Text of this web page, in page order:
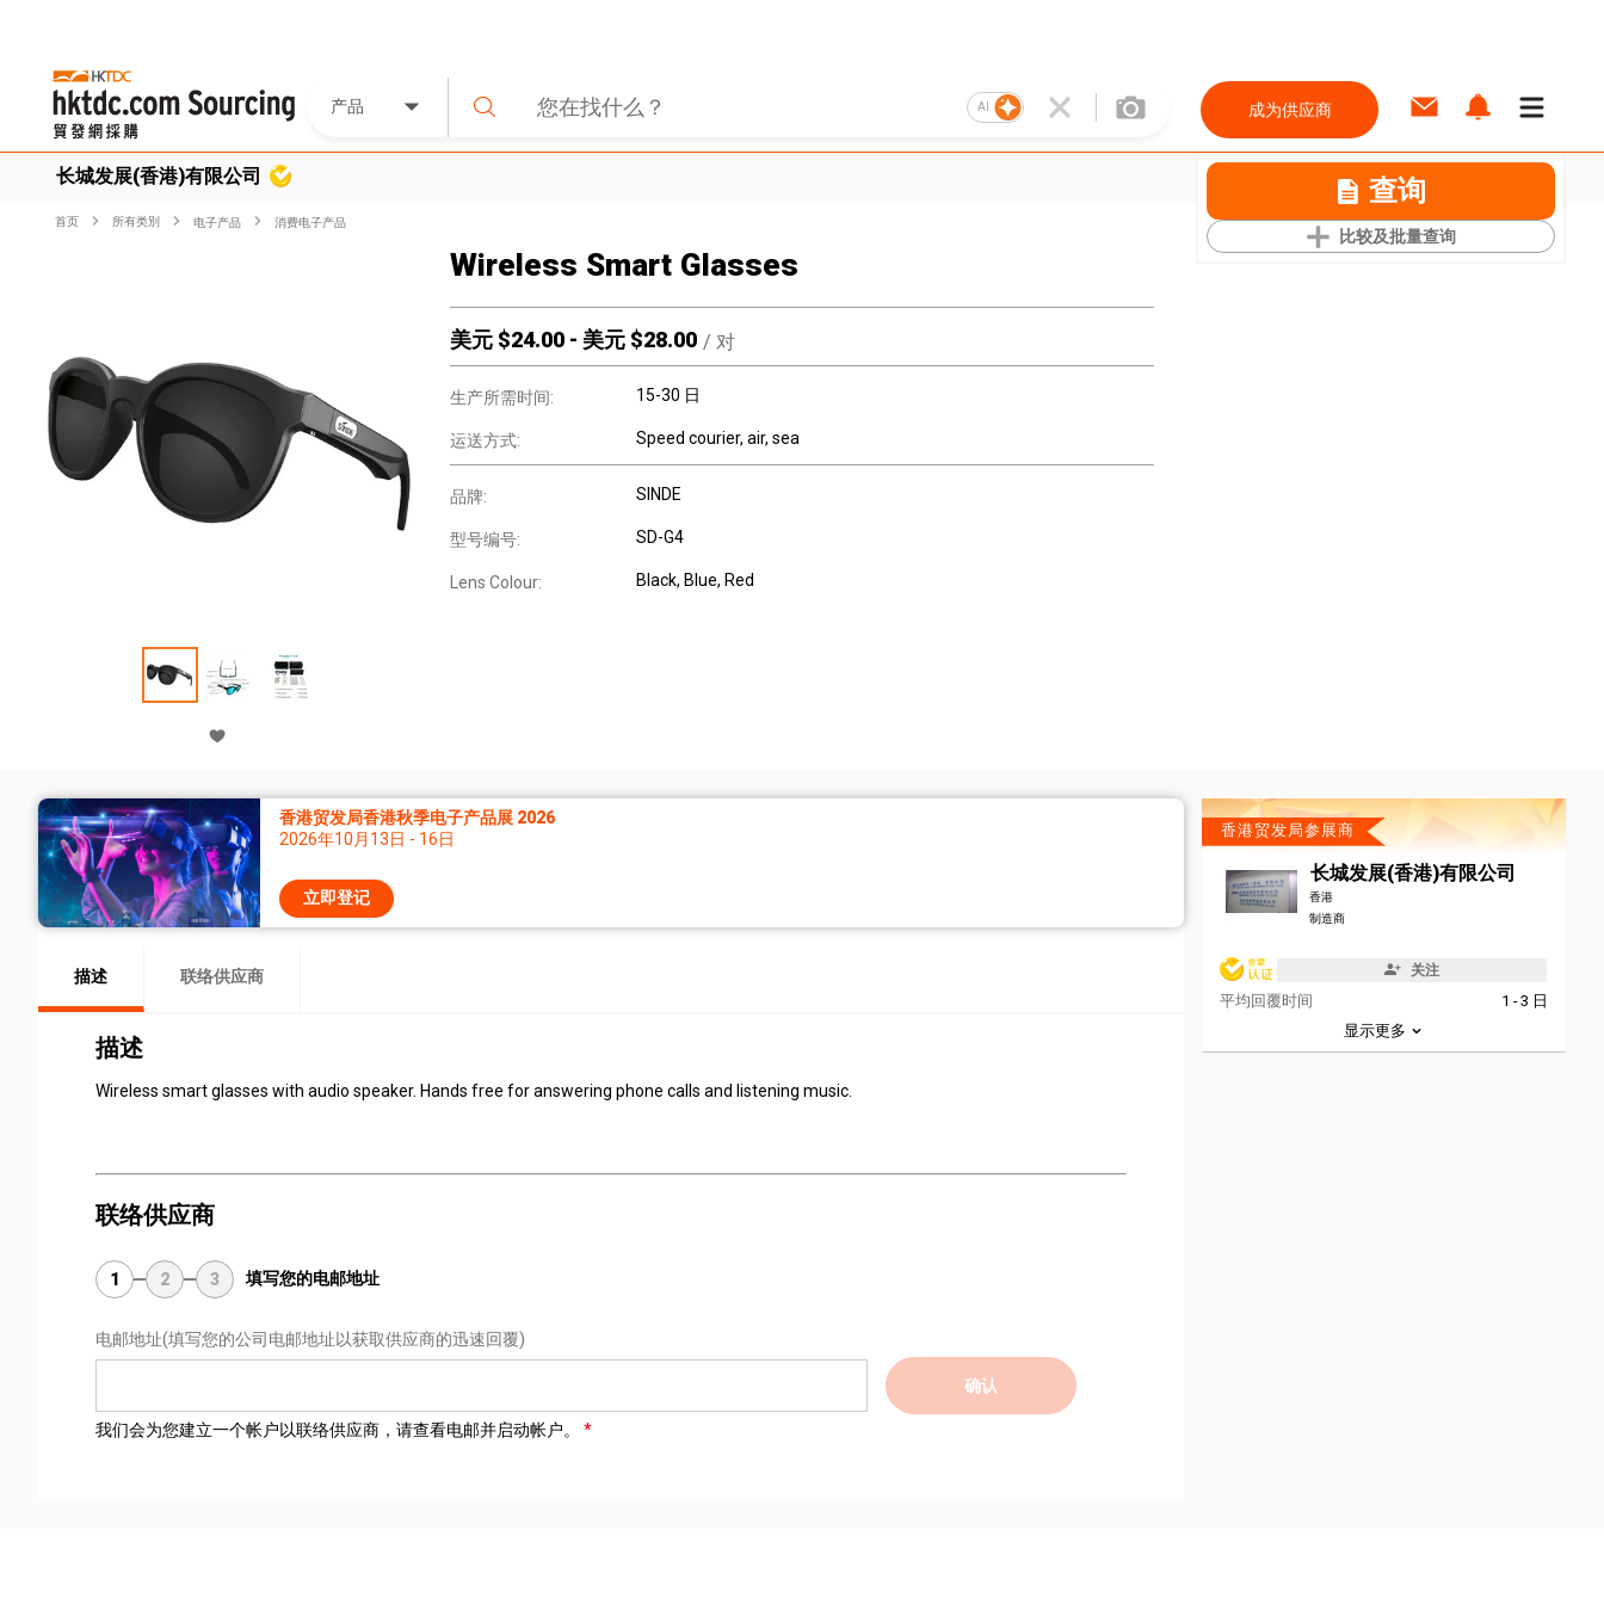
产品 AI 成为供应商
长城发展(香港)有限公司 查询
比较及批量查询
首页 所有类別 电子产品 消费电子产品
Wireless Smart Glasses
美元 $24.00 - 美元 $28.00 / 对
生产所需时间: 15-30 日
运送方式: Speed courier, air, sea
品牌: SINDE
型号编号: SD-G4
Lens Colour: Black, Blue, Red
香港贸发局香港秋季电子产品展 2026
2026年10月13日 - 16日
立即登记
描述 联络供应商
描述
Wireless smart glasses with audio speaker. Hands free for answering phone calls and listening music.
联络供应商
1 2 3 填写您的电邮地址
电邮地址(填写您的公司电邮地址以获取供应商的迅速回覆)
确认
我们会为您建立一个帐户以联络供应商，请查看电邮并启动帐户。
香港贸发局参展商
长城发展(香港)有限公司
香港
制造商
关注
平均回覆时间
1 - 3 日
显示更多